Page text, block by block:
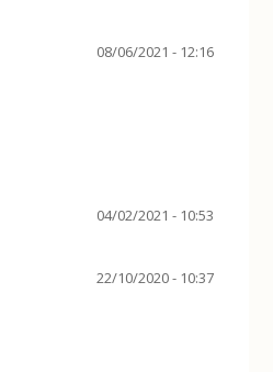
08/06/2021 - 12:16
04/02/2021 - 10:53
22/10/2020 - 10:37